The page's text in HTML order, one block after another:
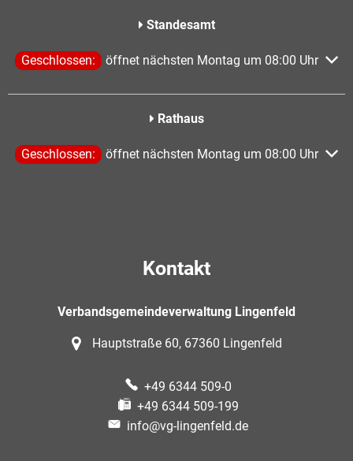
Standesamt
Klicken, um weitere Öffnungs- oder Schließzeiten
Geschlossen: öffnet nächsten Montag um 08:00 Uhr
Rathaus
Klicken, um weitere Öffnungs- oder Schließzeiten
Geschlossen: öffnet nächsten Montag um 08:00 Uhr
Kontakt
Verbandsgemeindeverwaltung Lingenfeld
Hauptstraße 60, 67360 Lingenfeld
+49 6344 509-0
+49 6344 509-199
info@vg-lingenfeld.de